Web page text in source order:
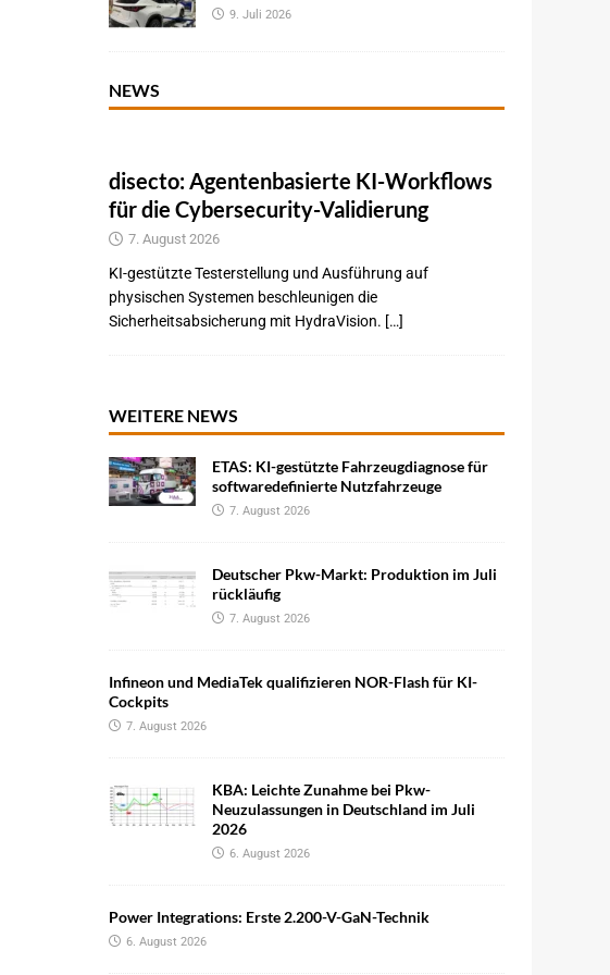
9. Juli 2026
NEWS
disecto: Agentenbasierte KI-Workflows
für die Cybersecurity-Validierung
7. August 2026
KI-gestützte Testerstellung und Ausführung auf
physischen Systemen beschleunigen die
Sicherheitsabsicherung mit HydraVision. […]
WEITERE NEWS
ETAS: KI-gestützte Fahrzeugdiagnose für
softwaredefinierte Nutzfahrzeuge
7. August 2026
Deutscher Pkw-Markt: Produktion im Juli
rückläufig
7. August 2026
Infineon und MediaTek qualifizieren NOR-Flash für KI-
Cockpits
7. August 2026
KBA: Leichte Zunahme bei Pkw-
Neuzulassungen in Deutschland im Juli
2026
6. August 2026
Power Integrations: Erste 2.200-V-GaN-Technik
6. August 2026